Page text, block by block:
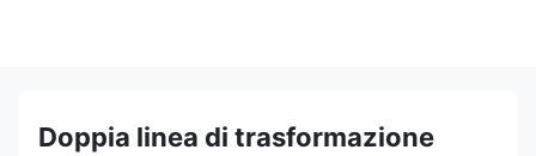
Doppia linea di trasformazione